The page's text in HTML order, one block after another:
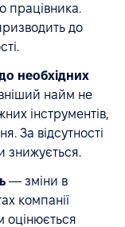
працівника.
до
необхідних
найм не
інструментів,
За відсутності
знижується.
— зміни в
компанії
оцінюється